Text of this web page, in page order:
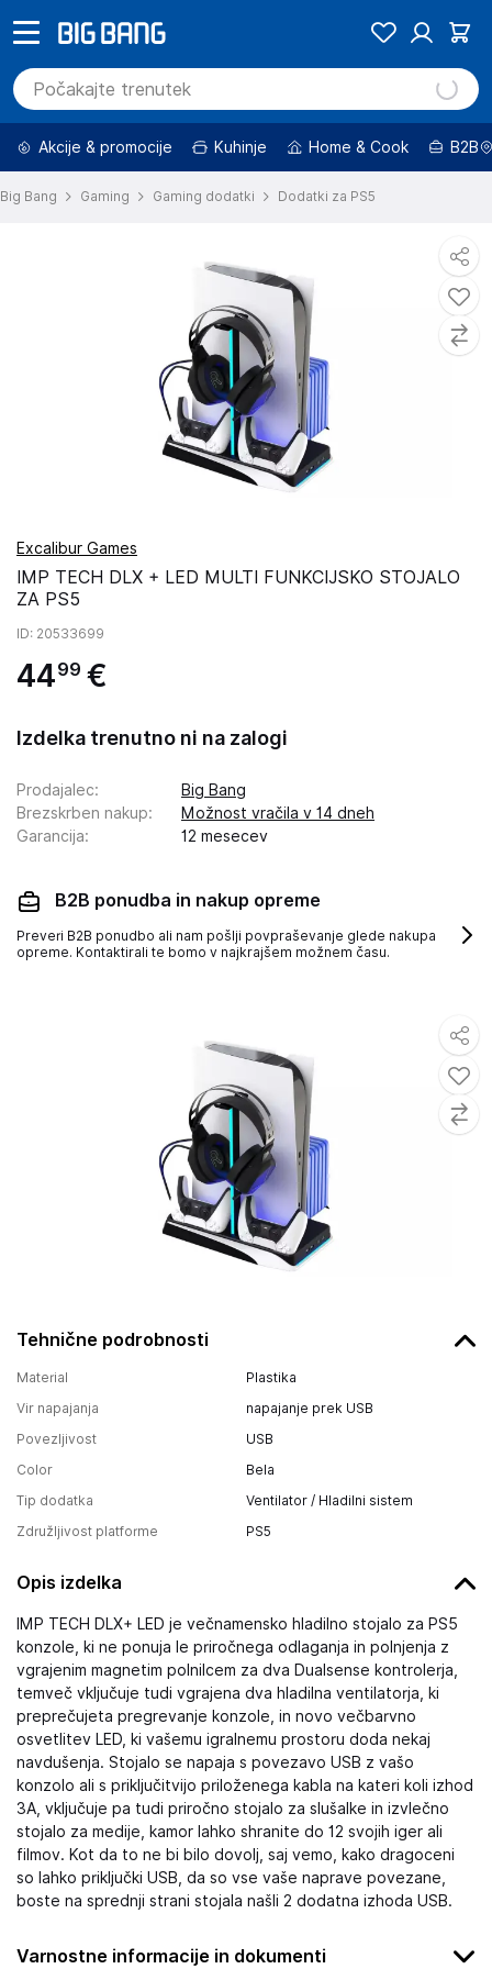
Akcije & promocije Kuhinje Home & Cook B2B
Big Bang Gaming Gaming dodatki Dodatki za PS5
Tehnične podrobnosti
Material
Plastika
Vir napajanja
napajanje prek USB
Povezljivost
USB
Color
Bela
Tip dodatka
Ventilator / Hladilni sistem
Združljivost platforme
PS5
Opis izdelka
IMP TECH DLX+ LED je večnamensko hladilno stojalo za PS5
konzole, ki ne ponuja le priročnega odlaganja in polnjenja z
vgrajenim magnetim polnilcem za dva Dualsense kontrolerja,
temveč vključuje tudi vgrajena dva hladilna ventilatorja, ki
preprečujeta pregrevanje konzole, in novo večbarvno
osvetlitev LED, ki vašemu igralnemu prostoru doda nekaj
navdušenja. Stojalo se napaja s povezavo USB z vašo
konzolo ali s priključitvijo priloženega kabla na kateri koli izhod
3A, vključuje pa tudi priročno stojalo za slušalke in izvlečno
stojalo za medije, kamor lahko shranite do 12 svojih iger ali
filmov. Kot da to ne bi bilo dovolj, saj vemo, kako dragoceni
so lahko priključki USB, da so vse vaše naprave povezane,
boste na sprednji strani stojala našli 2 dodatna izhoda USB.
Varnostne informacije in dokumenti
Excalibur Games
IMP TECH DLX + LED MULTI FUNKCIJSKO STOJALO
ZA PS5
ID: 20533699
4499 €
Izdelka trenutno ni na zalogi
Prodajalec:
Big Bang
Brezskrben nakup:
Možnost vračila v 14 dneh
Garancija: 12 mesecev
B2B ponudba in nakup opreme
Preveri B2B ponudbo ali nam pošlji povpraševanje glede nakupa
opreme. Kontaktirali te bomo v najkrajšem možnem času.